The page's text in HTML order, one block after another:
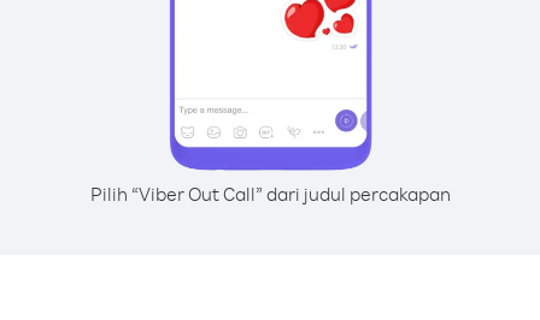
Pilih “Viber Out Call” dari judul percakapan